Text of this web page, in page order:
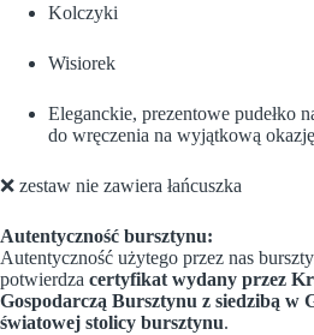
Kolczyki
Wisiorek
Eleganckie, prezentowe pudełko
do wręczenia na wyjątkową okazję
❌ zestaw nie zawiera łańcuszka
Autentyczność bursztynu:
Autentyczność użytego przez nas
potwierdza certyfikat wydany przez
Gospodarczą Bursztynu z siedzibą w
światowej stolicy bursztynu.